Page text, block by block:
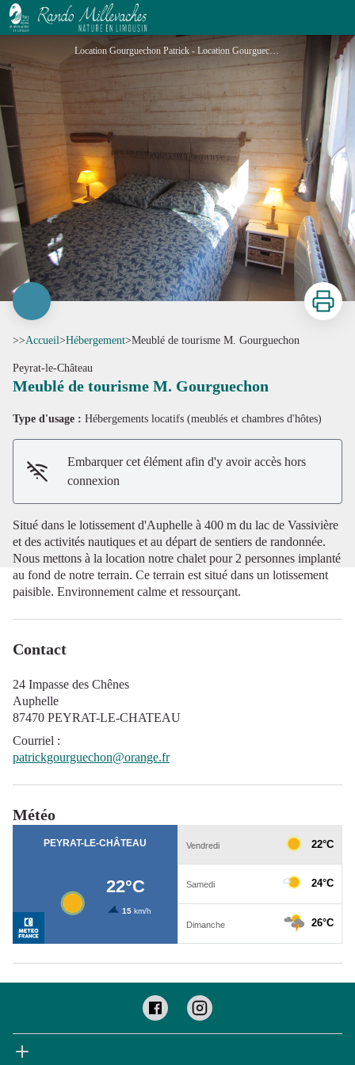
Meublé de tourisme M. Gourguechon
Location Gourguechon Patrick - Location Gourguechon Patrick
Voir l'image en plein écran
Imprimer
>>Accueil>Hébergement>Meublé de tourisme M. Gourguechon
Peyrat-le-Château
Meublé de tourisme M. Gourguechon
Type d'usage : Hébergements locatifs (meublés et chambres d'hôtes)
Embarquer cet élément afin d'y avoir accès hors
connexion
Situé dans le lotissement d'Auphelle à 400 m du lac de Vassivière
et des activités nautiques et au départ de sentiers de randonnée.
Nous mettons à la location notre chalet pour 2 personnes implanté
au fond de notre terrain. Ce terrain est situé dans un lotissement
paisible. Environnement calme et ressourçant.
Contact
24 Impasse des Chênes
Auphelle
87470 PEYRAT-LE-CHATEAU
Courriel :
patrickgourguechon@orange.fr
Météo